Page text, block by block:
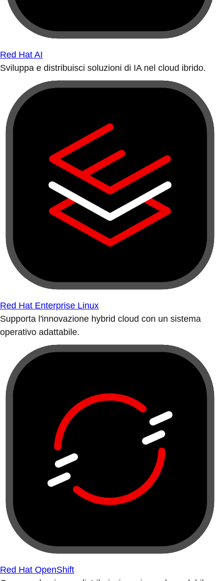
Red Hat AI
Sviluppa e distribuisci soluzioni di IA nel cloud ibrido.
Red Hat Enterprise Linux
Supporta l'innovazione hybrid cloud con un sistema
operativo adattabile.
Red Hat OpenShift